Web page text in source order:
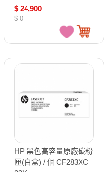
$ 24,900
$ 0
HP 黑色高容量原廠碳粉
匣(白盒) / 個 CF283XC